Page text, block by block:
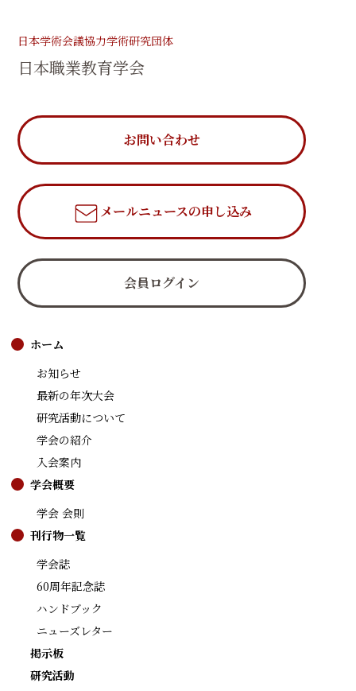
日本学術会議協力学術研究団体
日本職業教育学会
お問い合わせ
メールニュースの申し込み
会員ログイン
ホーム
お知らせ
最新の年次大会
研究活動について
学会の紹介
入会案内
学会概要
学会 会則
刊行物一覧
学会誌
60周年記念誌
ハンドブック
ニューズレター
掲示板
研究活動